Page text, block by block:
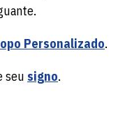
Personalizado.
seu signo.